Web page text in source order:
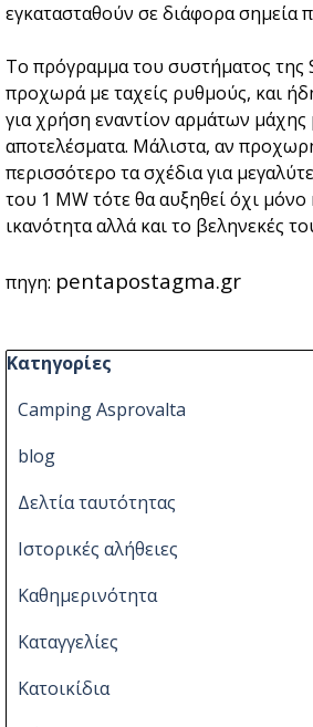
εγκατασταθούν σε διάφορα σημεία
Το πρόγραμμα του συστήματος της
προχωρά με ταχείς ρυθμούς, και
για χρήση εναντίον αρμάτων μάχης
αποτελέσματα. Μάλιστα, αν
περισσότερο τα σχέδια για
του 1 MW τότε θα αυξηθεί όχι μόνο
ικανότητα αλλά και το βεληνεκές
πηγη: pentapostagma.gr
Παράλειψη μπλόκ Κατηγορίες
Κατηγορίες
Camping Asprovalta
blog
Δελτία ταυτότητας
Ιστορικές αλήθειες
Καθημερινότητα
Καταγγελίες
Κατοικίδια